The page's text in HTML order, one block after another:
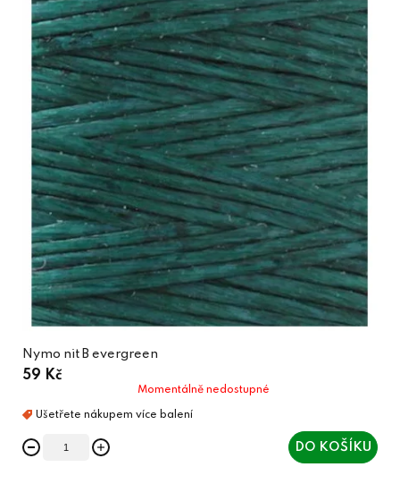
Nymo nit B evergreen
59 Kč
Momentálně nedostupné
DO KOŠÍKU